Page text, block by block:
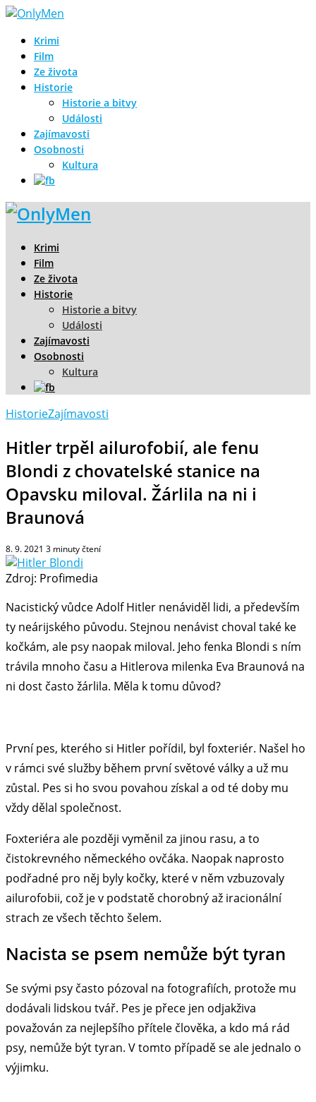
Krimi
Film
Ze života
Historie
Historie a bitvy
Události
Zajímavosti
Osobnosti
Kultura
Krimi
Film
Ze života
Historie
Historie a bitvy
Události
Zajímavosti
Osobnosti
Kultura
HistorieZajímavosti
Hitler trpěl ailurofobií, ale fenu
Blondi z chovatelské stanice na
Opavsku miloval. Žárlila na ni i
Braunová
8. 9. 2021 3 minuty čtení
Zdroj: Profimedia
Nacistický vůdce Adolf Hitler nenáviděl lidi, a především
ty neárijského původu. Stejnou nenávist choval také ke
kočkám, ale psy naopak miloval. Jeho fenka Blondi s ním
trávila mnoho času a Hitlerova milenka Eva Braunová na
ni dost často žárlila. Měla k tomu důvod?
První pes, kterého si Hitler pořídil, byl foxteriér. Našel ho
v rámci své služby během první světové války a už mu
zůstal. Pes si ho svou povahou získal a od té doby mu
vždy dělal společnost.
Foxteriéra ale později vyměnil za jinou rasu, a to
čistokrevného německého ovčáka. Naopak naprosto
podřadné pro něj byly kočky, které v něm vzbuzovaly
ailurofobii, což je v podstatě chorobný až iracionální
strach ze všech těchto šelem.
Nacista se psem nemůže být tyran
Se svými psy často pózoval na fotografiích, protože mu
dodávali lidskou tvář. Pes je přece jen odjakživa
považován za nejlepšího přítele člověka, a kdo má rád
psy, nemůže být tyran. V tomto případě se ale jednalo o
výjimku.